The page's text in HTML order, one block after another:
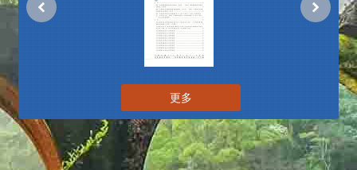
更多